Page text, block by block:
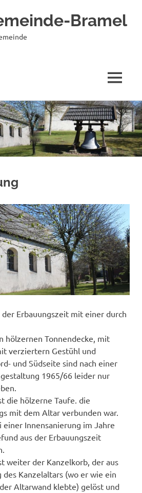
Bramel
MENÜ
Erbauungszeit mit einer durch
hölzernen Tonnendecke, mit
verziertern Gestühl und
und Südseite sind nach einer
1965/66 leider nur
die hölzerne Taufe. die
mit dem Altar verbunden war.
Innensanierung im Jahre
aus der Erbauungszeit
weiter der Kanzelkorb, der aus
des Kanzelaltars (wo er wie ein
Altarwand klebte) gelöst und